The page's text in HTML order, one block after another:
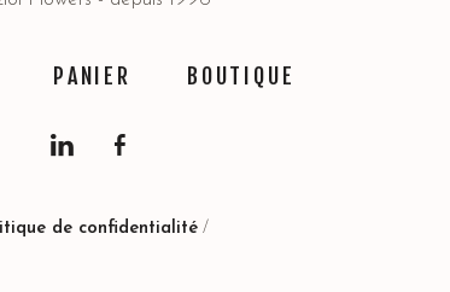
PANIER BOUTIQUE
de confidentialité /